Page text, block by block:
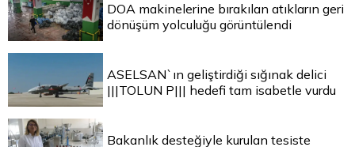
DOA makinelerine bırakılan atıkların geri
dönüşüm yolculuğu görüntülendi
ASELSAN`ın geliştirdiği sığınak delici
|||TOLUN P||| hedefi tam isabetle vurdu
Bakanlık desteğiyle kurulan tesiste